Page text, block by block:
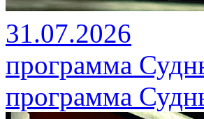
31.07.2026
программа
программа